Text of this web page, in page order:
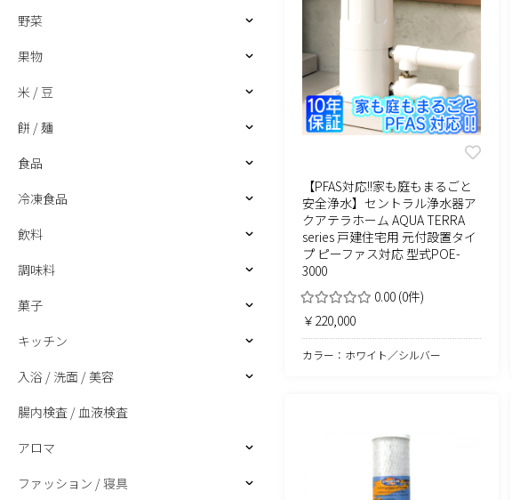
野菜
果物
米 / 豆
餅 / 麺
食品
冷凍食品
飲料
調味料
菓子
キッチン
入浴 / 洗面 / 美容
腸内検査 / 血液検査
アロマ
ファッション / 寝具
【PFAS対応!!家も庭もまるごと
安全浄水】セントラル浄水器ア
クアテラホーム AQUA TERRA
series 戸建住宅用 元付設置タイ
プ ピーファス対応 型式POE-
3000
0.00 (0件)
￥220,000
カラー：ホワイト／シルバー